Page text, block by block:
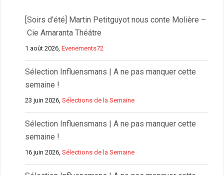
[Soirs d’été] Martin Petitguyot nous conte Molière –
Cie Amaranta Théâtre
1 août 2026,Evenements72
Sélection Influensmans | A ne pas manquer cette
semaine !
23 juin 2026,Sélections de la Semaine
Sélection Influensmans | A ne pas manquer cette
semaine !
16 juin 2026,Sélections de la Semaine